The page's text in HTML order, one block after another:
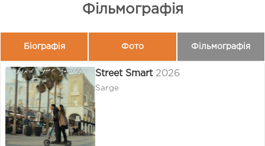
Фільмографія
Біографія Фото Фільмографія
Street Smart 2026
Sarge